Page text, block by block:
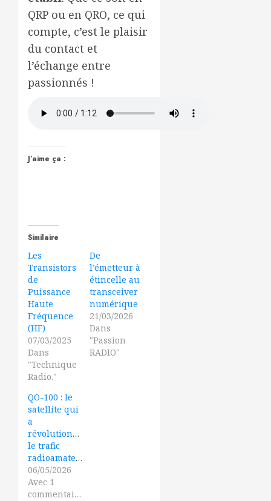
QRP ou en QRO, ce qui
compte, c’est le plaisir
du contact et
l’échange entre
passionnés !
J’aime ça :
Similaire
Les
Transistors
de
Puissance
Haute
Fréquence
(HF)
07/03/2025
Dans
"Technique
Radio."
De
l’émetteur à
étincelle au
transceiver
numérique
21/03/2026
Dans
"Passion
RADIO"
QO-100 : le
satellite qui
a
révolutionné
le trafic
radioamateur
06/05/2026
Avec 1
commentaire